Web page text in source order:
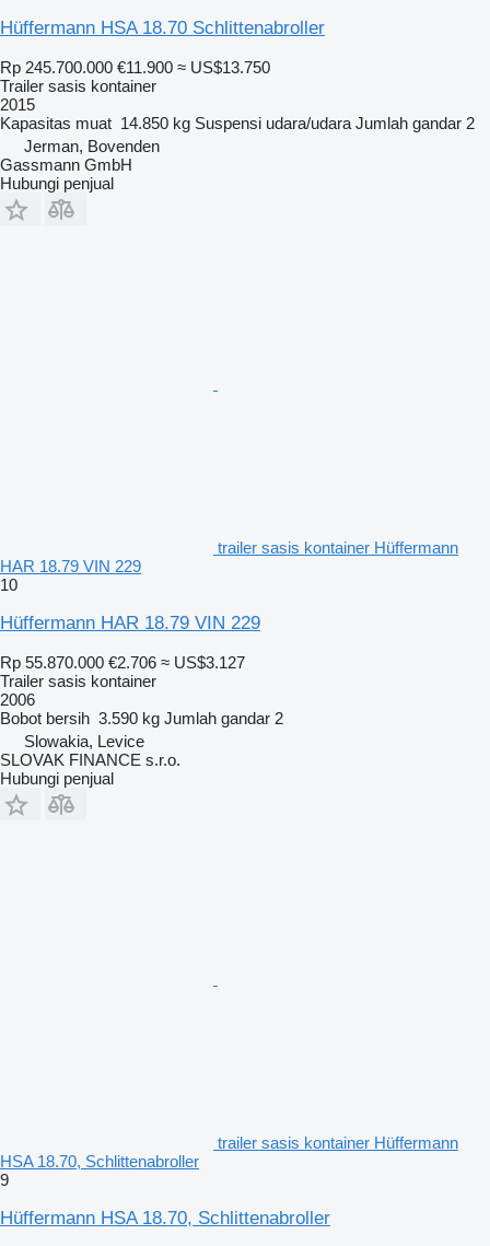
Hüffermann HSA 18.70 Schlittenabroller
Rp 245.700.000 €11.900 ≈ US$13.750
Trailer sasis kontainer
2015
Kapasitas muat 14.850 kg Suspensi udara/udara Jumlah gandar 2
Jerman, Bovenden
Gassmann GmbH
Hubungi penjual
trailer sasis kontainer Hüffermann
HAR 18.79 VIN 229
10
Hüffermann HAR 18.79 VIN 229
Rp 55.870.000 €2.706 ≈ US$3.127
Trailer sasis kontainer
2006
Bobot bersih 3.590 kg Jumlah gandar 2
Slowakia, Levice
SLOVAK FINANCE s.r.o.
Hubungi penjual
trailer sasis kontainer Hüffermann
HSA 18.70, Schlittenabroller
9
Hüffermann HSA 18.70, Schlittenabroller